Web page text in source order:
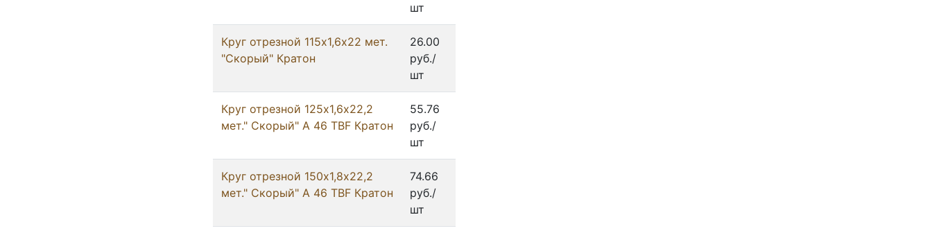
шт
Круг отрезнoй 115х1,6х22 мет.
"Скорый" Кратон
26.00
руб./
шт
Круг отрезнoй 125х1,6х22,2
мет." Скорый" А 46 TBF Кратон
55.76
руб./
шт
Круг отрезнoй 150х1,8х22,2
мет." Скорый" А 46 TBF Кратон
74.66
руб./
шт